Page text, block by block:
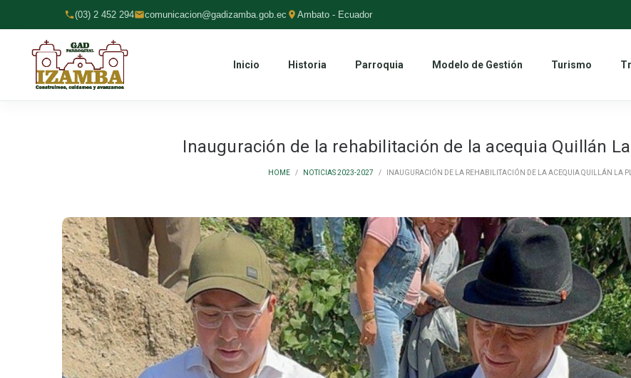
(03) 2 452 294 comunicacion@gadizamba.gob.ec Ambato - Ecuador
Inicio Historia Parroquia Modelo de Gestión Turismo
Inauguración de la rehabilitación de la acequia Quillán
HOME / NOTICIAS 2023-2027 / INAUGURACIÓN DE LA REHABILITACIÓN DE LA ACEQUIA QUILLÁN LA